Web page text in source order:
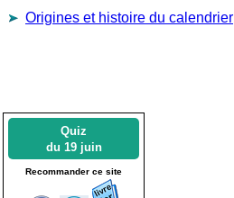
Origines et histoire du calendrier
Quiz
du 19 juin
Recommander ce site